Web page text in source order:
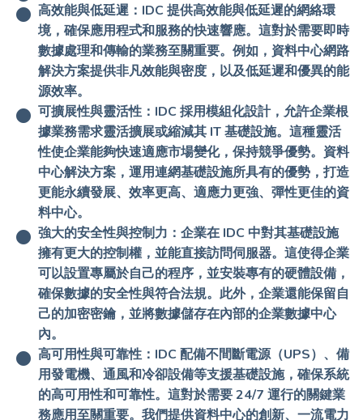
高效能與低延遲 ：IDC 提供高效能與低延遲的網絡環
境，確保應用程式和服務的快速響應。這對於需要即時
數據處理和傳輸的業務至關重要。例如，資料中心網路
解決方案提供非凡效能與密度，以及低延遲和優異的能
源效率。
可擴展性與靈活性 ：IDC 採用模組化設計，允許企業根
據業務需求靈活擴展或縮減其 IT 基礎設施。這種靈活
性使企業能夠快速適應市場變化，保持競爭優勢。資料
中心解決方案，運用連網基礎設施所具有的優勢，打造
更能永續發展、效率更高、適應力更強、彈性更佳的資
料中心。
強大的安全性與控制力 ：企業在 IDC 中對其基礎設施
擁有更大的控制權，並能直接訪問伺服器。這使得企業
可以設置專屬於自己的程序，並安裝專有的硬體設備，
確保數據的安全性與符合法規。此外，企業還能保留自
己的加密密鑰，並將數據儲存在內部的企業數據中心
內。
高可用性與可靠性 ：IDC 配備不間斷電源（UPS）、備
用發電機、通風和冷卻設備等支援基礎設施，確保系統
的高可用性和可靠性。這對於需要 24/7 運行的關鍵業
務應用至關重要。我們提供資料中心的創新、一流電力